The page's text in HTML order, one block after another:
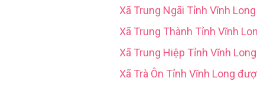
Xã Trung Ngãi Tỉnh Vĩnh
Xã Trung Thành Tỉnh Vĩnh
Xã Trung Hiệp Tỉnh Vĩnh
Xã Trà Ôn Tỉnh Vĩnh Long